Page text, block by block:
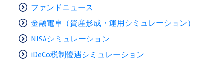
ファンドニュース
金融電卓（資産形成・運用シミュレーション）
NISAシミュレーション
iDeCo税制優遇シミュレーション